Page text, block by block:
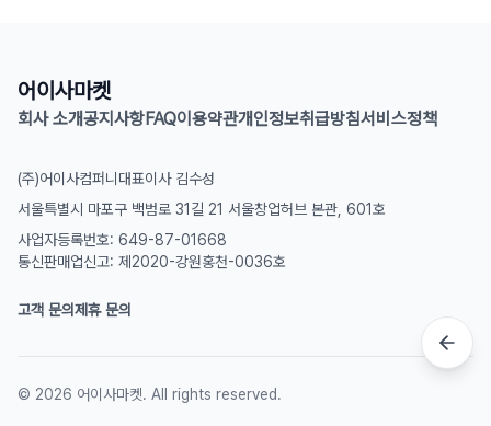
어이사마켓
회사 소개공지사항FAQ이용약관개인정보취급방침서비스정책
(주)어이사컴퍼니 대표이사 김수성
서울특별시 마포구 백범로 31길 21 서울창업허브 본관, 601호
사업자등록번호: 649-87-01668
통신판매업신고: 제2020-강원홍천-0036호
고객 문의제휴 문의
© 2026 어이사마켓. All rights reserved.